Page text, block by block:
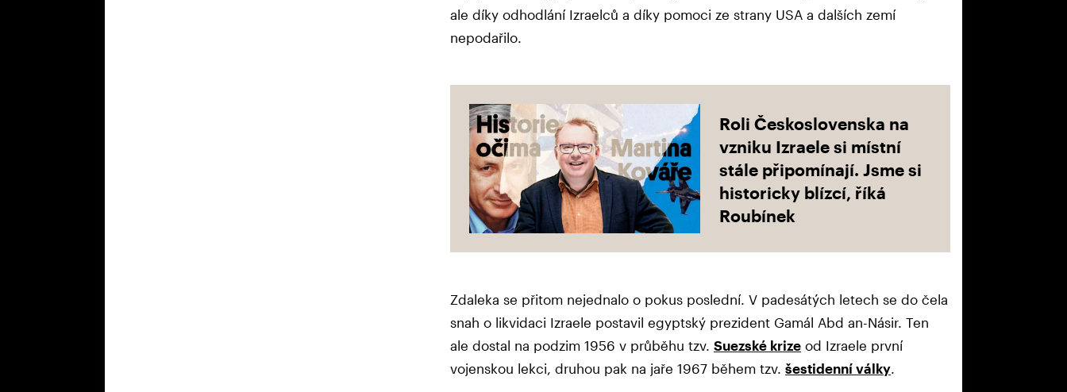
ale díky odhodlání Izraelců a díky pomoci ze strany USA a dalších zemí
nepodařilo.
Roli Československa na
vzniku Izraele si místní
stále připomínají. Jsme si
historicky blízcí, říká
Roubínek
Zdaleka se přitom nejednalo o pokus poslední. V padesátých letech se do čela
snah o likvidaci Izraele postavil egyptský prezident Gamál Abd an-Násir. Ten
ale dostal na podzim 1956 v průběhu tzv. Suezské krize od Izraele první
vojenskou lekci, druhou pak na jaře 1967 během tzv. šestidenní války.